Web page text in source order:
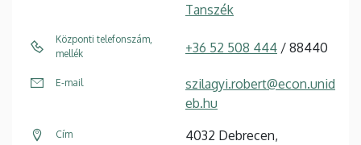
Tanszék
Központi telefonszám,
mellék
+36 52 508 444 / 88440
E-mail
szilagyi.robert@econ.unid
eb.hu
Cím
4032 Debrecen,